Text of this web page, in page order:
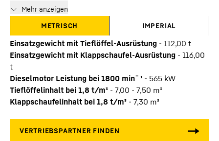
Mehr anzeigen
METRISCH
IMPERIAL
Einsatzgewicht mit Tieflöffel-Ausrüstung - 112,00 t
Einsatzgewicht mit Klappschaufel-Ausrüstung - 116,00
t
Dieselmotor Leistung bei 1800 min¯¹ - 565 kW
Tieflöffelinhalt bei 1,8 t/m³ - 7,00 - 7,50 m³
Klappschaufelinhalt bei 1,8 t/m³ - 7,30 m³